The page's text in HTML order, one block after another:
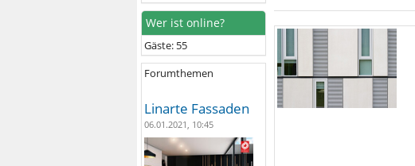
Wer ist online?
Gäste: 55
Forumthemen
Linarte Fassaden
06.01.2021, 10:45